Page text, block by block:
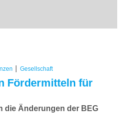
| Gesellschaft
Fördermitteln für
die Änderungen der BEG